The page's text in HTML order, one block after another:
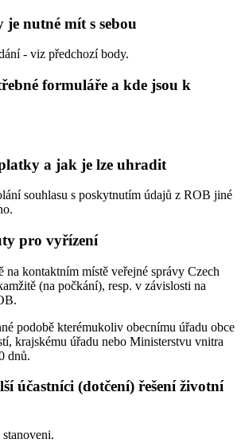
je nutné mít s sebou
- viz předchozí body.
formuláře a kde jsou k
a jak je lze uhradit
souhlasu s poskytnutím údajů z ROB jiné
pro vyřízení
na kontaktním místě veřejné správy Czech
(na počkání), resp. v závislosti na
podobě kterémukoliv obecnímu úřadu obce
krajskému úřadu nebo Ministerstvu vnitra
dnů.
účastníci (dotčení) řešení životní